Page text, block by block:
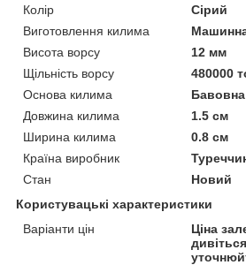
Колір
Сірий
Виготовлення килима
Висота ворсу
12 мм
Щільність ворсу
480000
Основа килима
Бавовна
Довжина килима
1.5 см
Ширина килима
0.8 см
Країна виробник
Стан
Новий
Користувацькі характеристики
Варіанти цін
Ціна